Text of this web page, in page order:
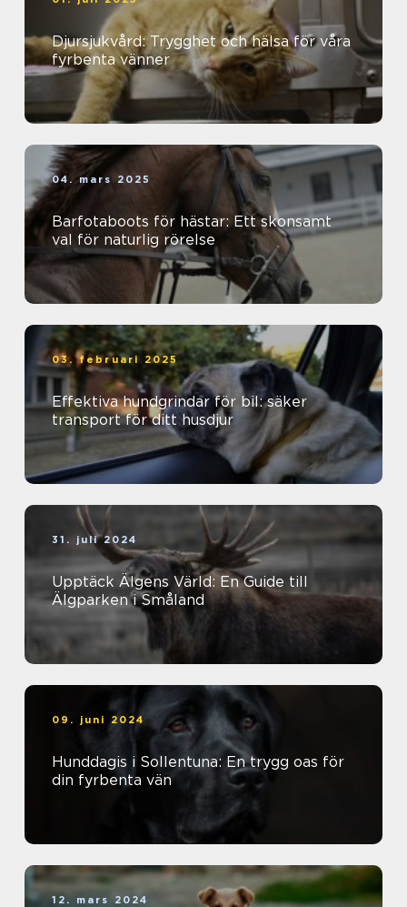
Djursjukvård: Trygghet och hälsa för våra
fyrbenta vänner
04. mars 2025
Barfotaboots för hästar: Ett skonsamt
val för naturlig rörelse
03. februari 2025
Effektiva hundgrindar för bil: säker
transport för ditt husdjur
31. juli 2024
Upptäck Älgens Värld: En Guide till
Älgparken i Småland
09. juni 2024
Hunddagis i Sollentuna: En trygg oas för
din fyrbenta vän
12. mars 2024